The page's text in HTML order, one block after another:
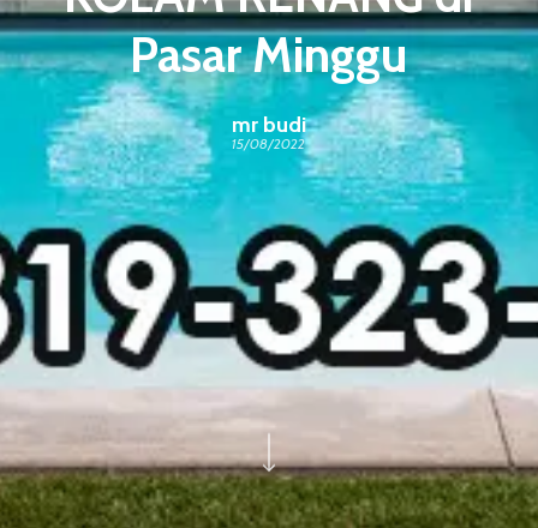
Pasar Minggu
mr budi
15/08/2022